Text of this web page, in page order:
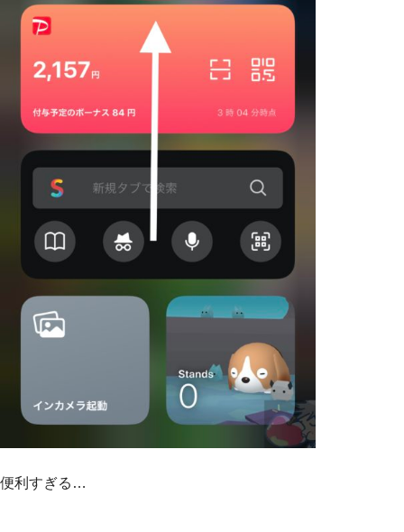
便利すぎる…